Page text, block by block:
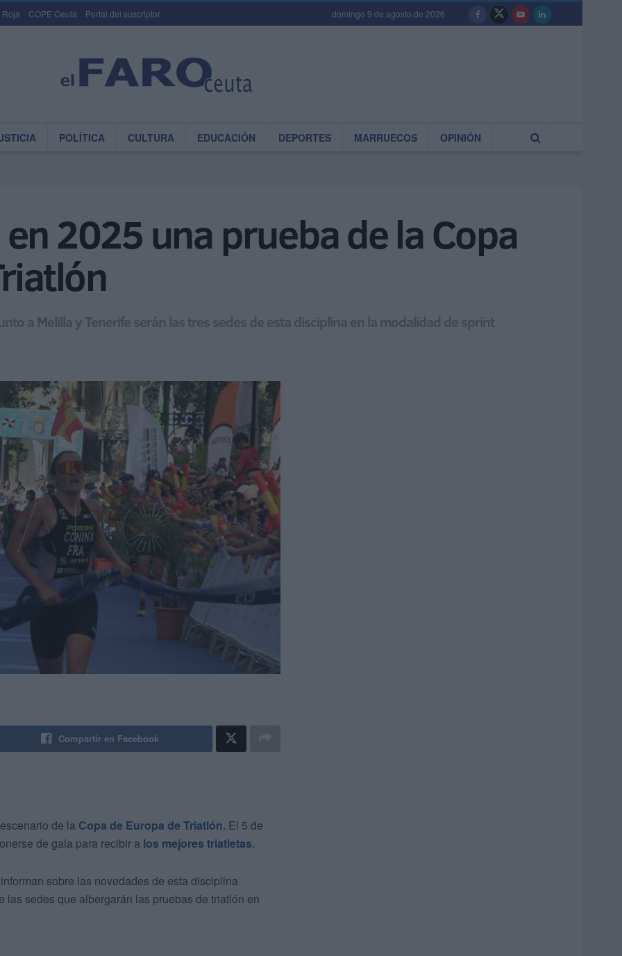
Roja COPE Ceuta Portal del suscriptor domingo 9 de agosto de 2026
POLÍTICA CULTURA EDUCACIÓN DEPORTES MARRUECOS OPINIÓN
2025 una prueba de la Copa
a Melilla y Tenerife serán las tres sedes de esta disciplina en la modalidad de sprint
Compartir en Facebook
de la Copa de Europa de Triatlón. El 5 de
de gala para recibir a los mejores triatletas.
sobre las novedades de esta disciplina
sedes que albergarán las pruebas de triatlón en